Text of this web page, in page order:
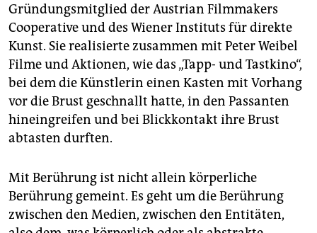
Gründungsmitglied der Austrian Filmmakers
Cooperative und des Wiener Instituts für direkte
Kunst. Sie realisierte zusammen mit Peter Weibel
Filme und Aktionen, wie das „Tapp- und Tastkino“,
bei dem die Künstlerin einen Kasten mit Vorhang
vor die Brust geschnallt hatte, in den Passanten
hineingreifen und bei Blickkontakt ihre Brust
abtasten durften.
Mit Berührung ist nicht allein körperliche
Berührung gemeint. Es geht um die Berührung
zwischen den Medien, zwischen den Entitäten,